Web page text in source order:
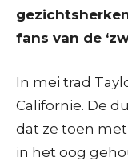
fans van de
In mei trad
Californië. De
dat ze toen met
in het oog